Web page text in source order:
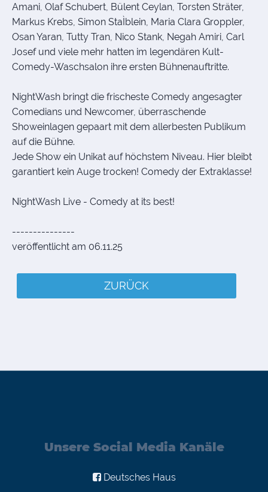
Amani, Olaf Schubert, Bülent Ceylan, Torsten Sträter,
Markus Krebs, Simon StaÌblein, Maria Clara Groppler,
Osan Yaran, Tutty Tran, Nico Stank, Negah Amiri, Carl
Josef und viele mehr hatten im legendären Kult-
Comedy-Waschsalon ihre ersten Bühnenauftritte.
NightWash bringt die frischeste Comedy angesagter
Comedians und Newcomer, überraschende
Showeinlagen gepaart mit dem allerbesten Publikum
auf die Bühne.
Jede Show ein Unikat auf höchstem Niveau. Hier bleibt
garantiert kein Auge trocken! Comedy der Extraklasse!
NightWash Live - Comedy at its best!
---------------
veröffentlicht am 06.11.25
ZURÜCK
Unsere Social Media Kanäle
Deutsches Haus